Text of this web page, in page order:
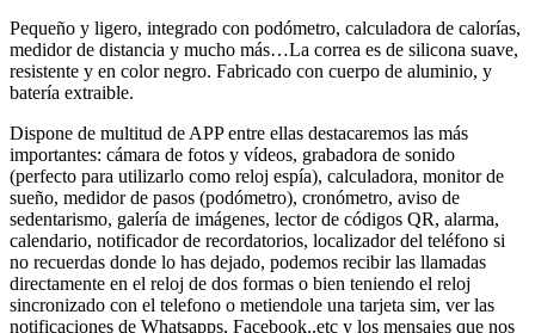
Pequeño y ligero, integrado con podómetro, calculadora de calorías,
medidor de distancia y mucho más…La correa es de silicona suave,
resistente y en color negro. Fabricado con cuerpo de aluminio, y
batería extraible.
Dispone de multitud de APP entre ellas destacaremos las más
importantes: cámara de fotos y vídeos, grabadora de sonido
(perfecto para utilizarlo como reloj espía), calculadora, monitor de
sueño, medidor de pasos (podómetro), cronómetro, aviso de
sedentarismo, galería de imágenes, lector de códigos QR, alarma,
calendario, notificador de recordatorios, localizador del teléfono si
no recuerdas donde lo has dejado, podemos recibir las llamadas
directamente en el reloj de dos formas o bien teniendo el reloj
sincronizado con el telefono o metiendole una tarjeta sim, ver las
notificaciones de Whatsapps, Facebook..etc y los mensajes que nos